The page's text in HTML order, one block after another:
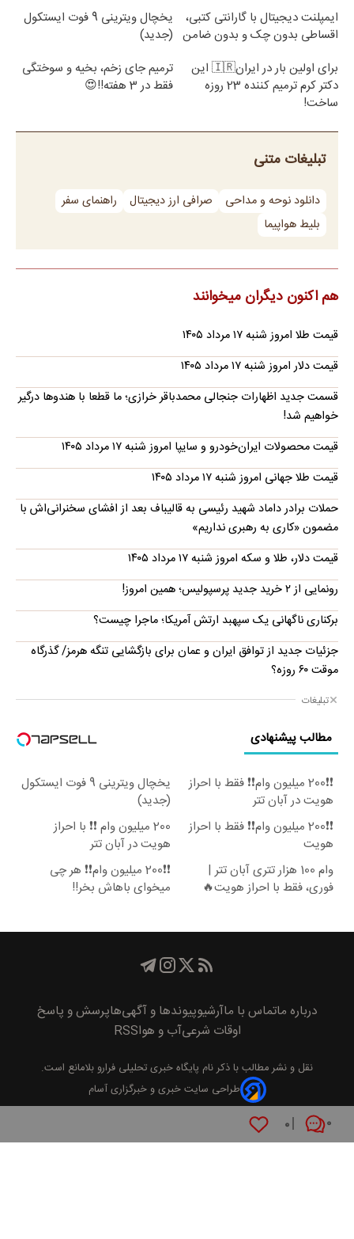
۰ ۰
ایمپلنت دیجیتال با گارانتی کتبی،
اقساطی بدون چک و بدون ضامن
یخچال ویترینی 9 فوت ایستکول
(جدید)
برای اولین بار در ایران🇮🇷 این
دکتر کرم ترمیم کننده 23 روزه
ساخت!
ترمیم جای زخم، بخیه و سوختگی
فقط در 3 هفته!!😍
تبلیغات متنی
دانلود نوحه و مداحی صرافی ارز دیجیتال
راهنمای سفر
بلیط هواپیما
هم اکنون دیگران میخوانند
قیمت طلا امروز شنبه ۱۷ مرداد ۱۴۰۵
قیمت دلار امروز شنبه ۱۷ مرداد ۱۴۰۵
قسمت جدید اظهارات جنجالی محمدباقر خرازی؛ ما قطعا با هندوها درگیر
خواهیم شد!
قیمت محصولات ایران‌خودرو و سایپا امروز شنبه ۱۷ مرداد ۱۴۰۵
قیمت طلا جهانی امروز شنبه ۱۷ مرداد ۱۴۰۵
حملات برادر داماد شهید رئیسی به قالیباف بعد از افشای سخنرانی‌اش با
مضمون «کاری به رهبری نداریم»
قیمت دلار، طلا و سکه امروز شنبه ۱۷ مرداد ۱۴۰۵
رونمایی از ۲ خرید جدید پرسپولیس؛ همین امروز!
برکناری ناگهانی یک سپهبد ارتش آمریکا؛ ماجرا چیست؟
جزئیات جدید از توافق ایران و عمان برای بازگشایی تنگه هرمز/ گذرگاه
موقت ۶۰ روزه؟
تبلیغات
مطالب پیشنهادی
❗❗200 میلیون وام❗❗ فقط با احراز
هویت در آبان تتر
یخچال ویترینی 9 فوت ایستکول
(جدید)
❗❗200 میلیون وام❗❗ فقط با احراز
هویت
200 میلیون وام ❗❗ با احراز
هویت در آبان تتر
وام 100 هزار تتری آبان تتر |
فوری، فقط با احراز هویت🔥
❗❗200 میلیون وام❗❗ هر چی
میخوای باهاش بخر!!
درباره ماتماس با ماآرشیوپیوند‌ها و آگهی‌هاپرسش و پاسخ
اوقات شرعیآب و هواRSS
نقل و نشر مطالب با ذکر نام پايگاه خبری تحليلی فرارو بلامانع است.
طراحی سایت خبری و خبرگزاری آسام